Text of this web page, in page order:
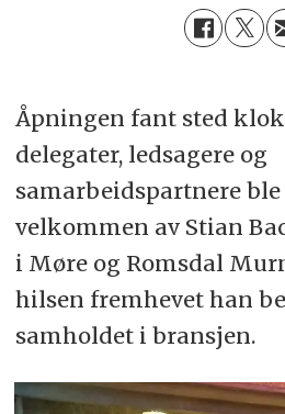
Åpningen fant sted
delegater, ledsagere og
samarbeidspartnere
velkommen av Stian
i Møre og Romsdal
hilsen fremhevet han
samholdet i bransjen.